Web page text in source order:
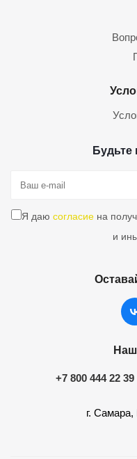
Будьте
Я даю согласиена
и
+7 800 444 22 39
г.